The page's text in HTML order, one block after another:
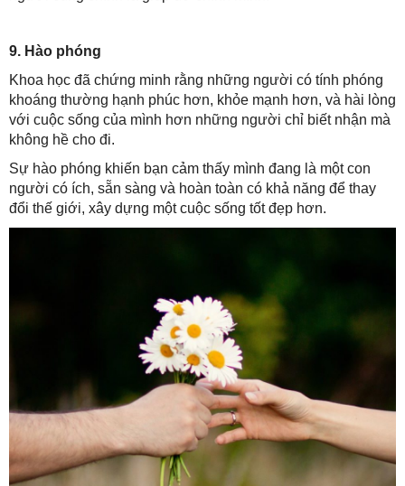
9. Hào phóng
Khoa học đã chứng minh rằng những người có tính phóng
khoáng thường hạnh phúc hơn, khỏe mạnh hơn, và hài lòng
với cuộc sống của mình hơn những người chỉ biết nhận mà
không hề cho đi.
Sự hào phóng khiến bạn cảm thấy mình đang là một con
người có ích, sẵn sàng và hoàn toàn có khả năng để thay
đổi thế giới, xây dựng một cuộc sống tốt đẹp hơn.